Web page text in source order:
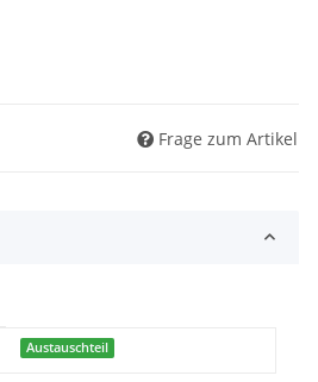
Frage zum Artikel
Austauschteil